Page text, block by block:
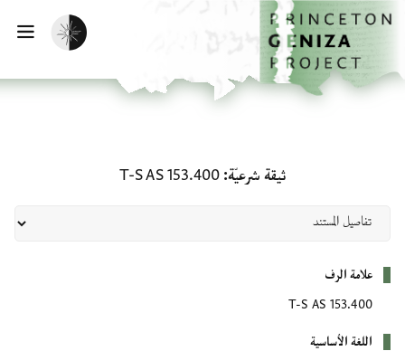
إلى المحتوى الرئيسي
الرئيسية
تفعيل الوضع المظلم
ثيقة شرعيّة T-S AS 153.400
علامة الرف
T-S AS 153.400
اللغة الأساسية